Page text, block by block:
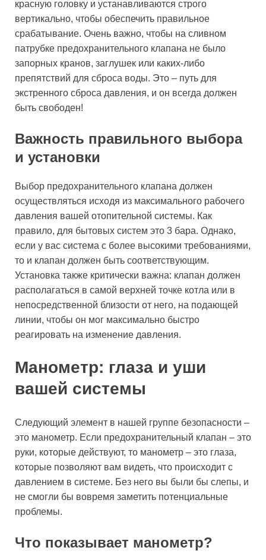
красную головку и устанавливаются строго
вертикально, чтобы обеспечить правильное
срабатывание. Очень важно, чтобы на сливном
патрубке предохранительного клапана не было
запорных кранов, заглушек или каких-либо
препятствий для сброса воды. Это – путь для
экстренного сброса давления, и он всегда должен
быть свободен!
Важность правильного выбора
и установки
Выбор предохранительного клапана должен
осуществляться исходя из максимального рабочего
давления вашей отопительной системы. Как
правило, для бытовых систем это 3 бара. Однако,
если у вас система с более высокими требованиями,
то и клапан должен быть соответствующим.
Установка также критически важна: клапан должен
располагаться в самой верхней точке котла или в
непосредственной близости от него, на подающей
линии, чтобы он мог максимально быстро
реагировать на изменение давления.
Манометр: глаза и уши
вашей системы
Следующий элемент в нашей группе безопасности –
это манометр. Если предохранительный клапан – это
руки, которые действуют, то манометр – это глаза,
которые позволяют вам видеть, что происходит с
давлением в системе. Без него вы были бы слепы, и
не смогли бы вовремя заметить потенциальные
проблемы.
Что показывает манометр?